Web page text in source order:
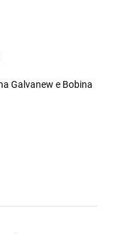
Galvanew e Bobina